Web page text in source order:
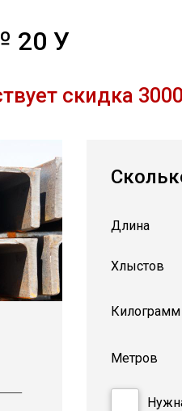
20 У
скидка
Длина
Хлыстов
Килограмм
Метров